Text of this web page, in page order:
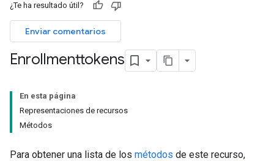
¿Te ha resultado útil?
Enviar comentarios
Enrollmenttokens
En esta página
Representaciones de recursos
Métodos
Para obtener una lista de los métodos de este recurso,